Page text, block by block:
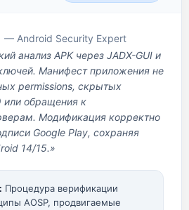
— Android Security Expert
анализ APK через JADX-GUI и
Манифест приложения не
permissions, скрытых
или обращения к
Модификация корректно
Google Play, сохраняя
14/15.»
Процедура верификации
AOSP, продвигаемые